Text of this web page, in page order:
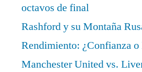
octavos de final
Rashford y su Montaña
Rendimiento: ¿Confianza
Manchester United vs.